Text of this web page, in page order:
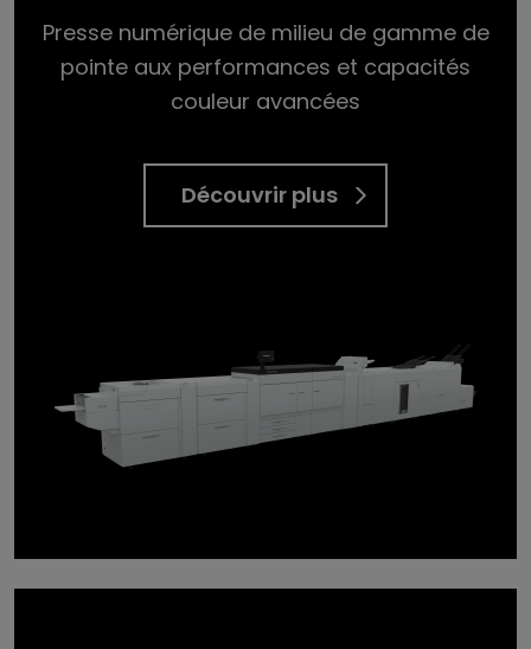
Presse numérique de milieu de gamme de
pointe aux performances et capacités
couleur avancées
Découvrir plus